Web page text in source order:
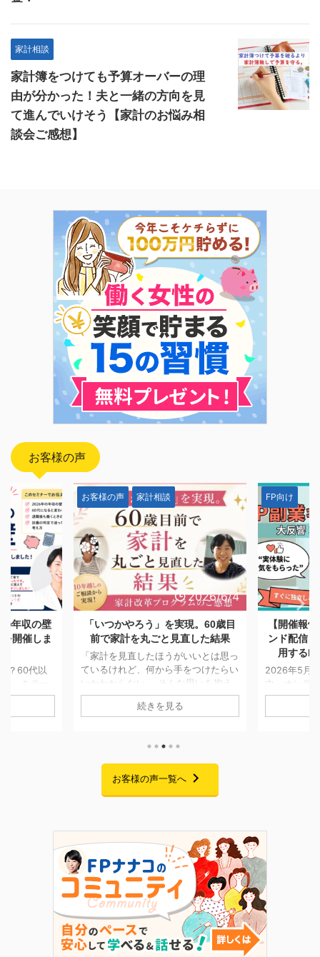
家計相談
家計簿をつけても予算オーバーの理
由が分かった！夫と一緒の方向を見
て進んでいけそう【家計のお悩み相
談会ご感想】
お客様の声
2026/6/4
。60歳目
した結果
つけたらい
せない方は
革プログラ
FP向け
2026/5/28
【開催報告】日本FP協会オンデマ
ンド配信「副業としてFP資格を活
用するFPキャリアセミナー」
2026年5月7日〜5月25日までの期間
中、オンデマンド配信にてお届けして
おりました「副業としてFP資格を活
用するFPキャリアセミナー」の配信
また熱意あふれる素晴らしいご感想を
たくさんお寄せいただきました。この
場を借りて、心より御礼申し上げま
す。 セミナーでお話ししたこと 私自
のすべてがゼロで、手元にあるのは
FP資格だけという状態からのスター
トでした。 今回のセミナーでは ...
続きを見る
お客様の声
「一生モ
つける。
も消えな
「将来のお
AIでの試算
なぜ「自分
の伴走を経
お客様の声一覧へ